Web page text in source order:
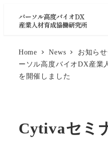
Home News お知ら
ーソル高度バイオDX産業
を開催しました
Cytivaセミ